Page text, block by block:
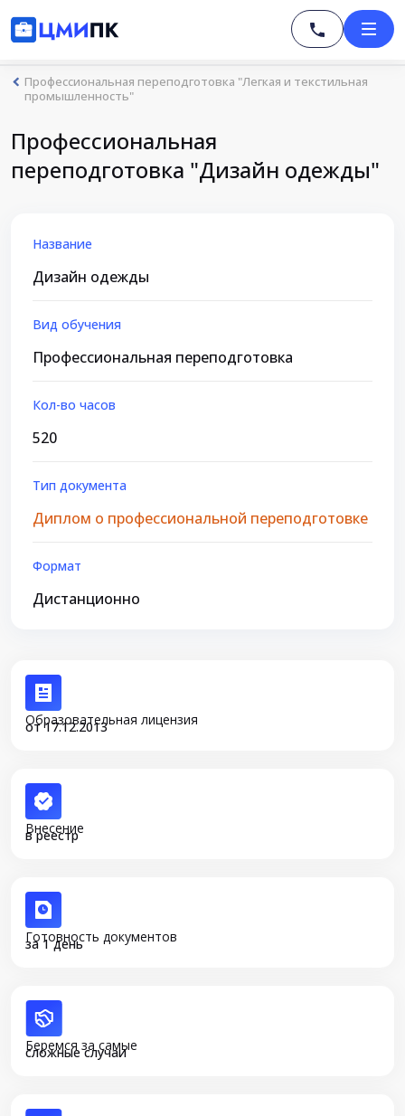
Профессиональная переподготовка "Легкая и текстильная
промышленность"
Профессиональная
переподготовка "Дизайн одежды"
Название
Дизайн одежды
Вид обучения
Профессиональная переподготовка
Кол-во часов
520
Тип документа
Диплом о профессиональной переподготовке
Формат
Дистанционно
Образовательная лицензия
от 17.12.2013
Внесение
в реестр
Готовность документов
за 1 день
Беремся за самые
сложные случаи